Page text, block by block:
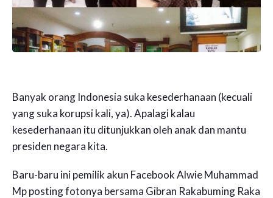
Banyak orang Indonesia suka kesederhanaan (kecuali
yang suka korupsi kali, ya). Apalagi kalau
kesederhanaan itu ditunjukkan oleh anak dan mantu
presiden negara kita.
Baru-baru ini pemilik akun Facebook Alwie Muhammad
Mp posting fotonya bersama Gibran Rakabuming Raka